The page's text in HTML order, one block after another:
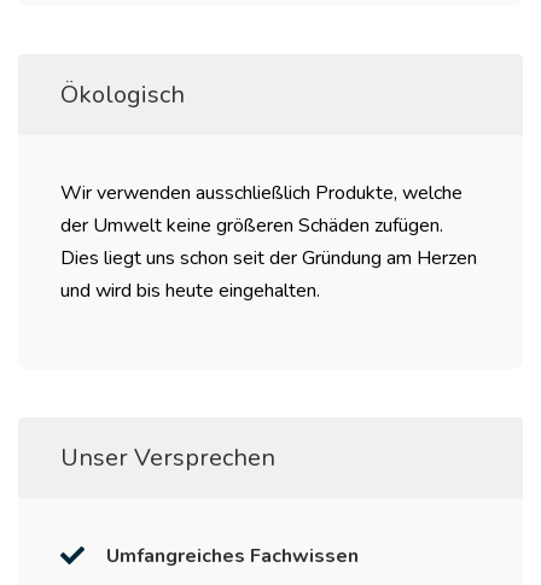
Ökologisch
Wir verwenden ausschließlich Produkte, welche
der Umwelt keine größeren Schäden zufügen.
Dies liegt uns schon seit der Gründung am Herzen
und wird bis heute eingehalten.
Unser Versprechen
Umfangreiches Fachwissen